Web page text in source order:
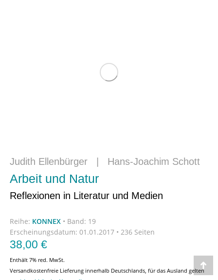
Judith Ellenbürger Hans-Joachim Schott
Arbeit und Natur
Reflexionen in Literatur und Medien
Reihe: KONNEX • Band: 19
Erscheinungsdatum: 01.01.2017 • 236 Seiten
38,00 €
Enthält 7% red. MwSt.
Versandkostenfreie Lieferung innerhalb Deutschlands, für das Ausland geltenGo